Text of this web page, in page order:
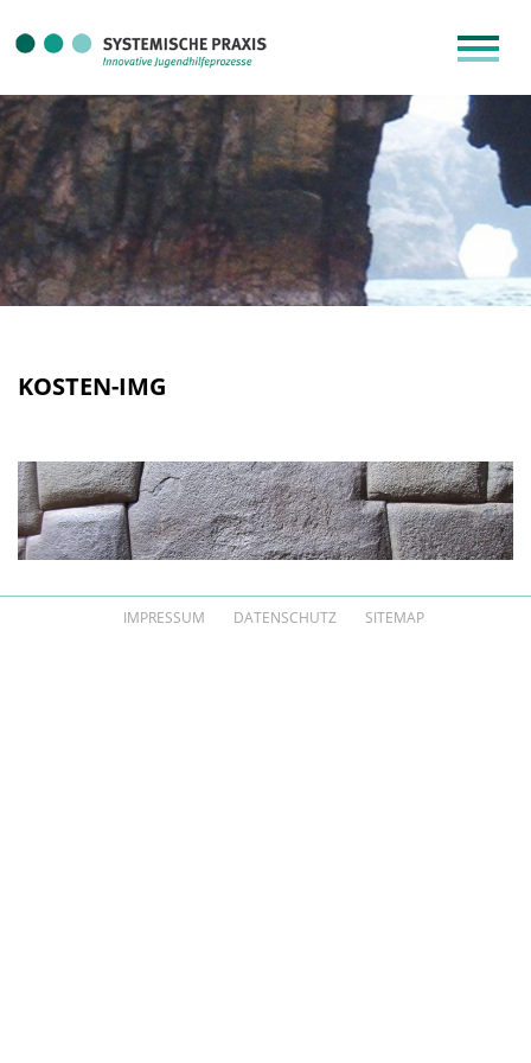
KOSTEN-IMG
IMPRESSUM DATENSCHUTZ SITEMAP